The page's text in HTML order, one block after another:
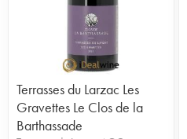
Terrasses du Larzac Les
Gravettes Le Clos de la
Barthassade